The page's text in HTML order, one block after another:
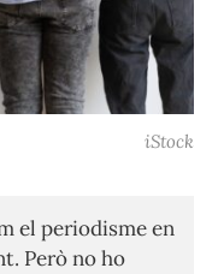
iStock
el periodisme en
Però no ho